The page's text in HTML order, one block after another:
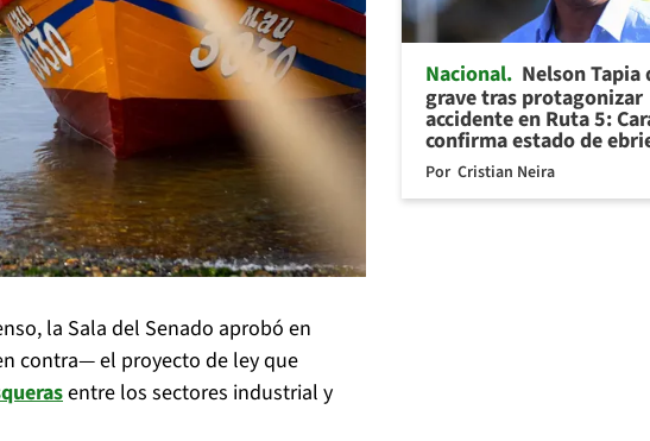
la Sala del Senado aprobó en
contra— el proyecto de ley que
entre los sectores industrial y
Nacional Nelson Tapia
grave tras protagonizar
accidente en Ruta 5:
confirma estado de
Por Cristian Neira